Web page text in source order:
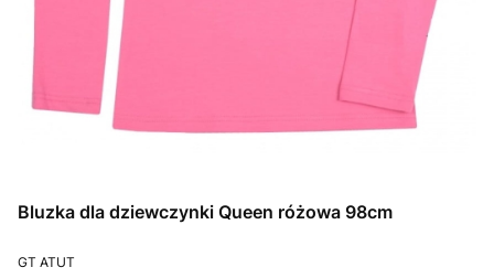
Bluzka dla dziewczynki Queen różowa 98cm
PRODUCENT
GT ATUT